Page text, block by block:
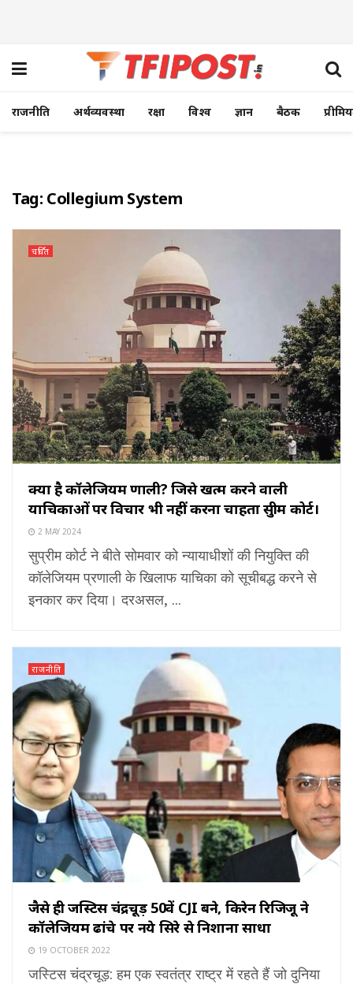
राजनीति अर्थव्यवस्था रक्षा विश्व ज्ञान बैठक
Tag: Collegium System
चर्चित
क्या है कॉलेजियम प्रणाली? जिसे खत्म करने वाली
याचिकाओं पर विचार भी नहीं करना चाहता सुप्रीम कोर्ट।
2 MAY 2024
सुप्रीम कोर्ट ने बीते सोमवार को न्यायाधीशों की नियुक्ति की
कॉलेजियम प्रणाली के खिलाफ याचिका को सूचीबद्ध करने से
इनकार कर दिया। दरअसल, ...
राजनीति
जैसे ही जस्टिस चंद्रचूड़ 50वें CJI बने, किरेन रिजिजू ने
कॉलेजियम ढांचे पर नये सिरे से निशाना साधा
19 OCTOBER 2022
जस्टिस चंद्रचूड़: हम एक स्वतंत्र राष्ट्र में रहते हैं जो दुनिया